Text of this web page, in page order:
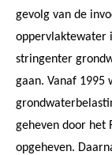
gevolg van de
oppervlaktewater
stringenter
gaan. Vanaf 1995
geheven door het
opgeheven.